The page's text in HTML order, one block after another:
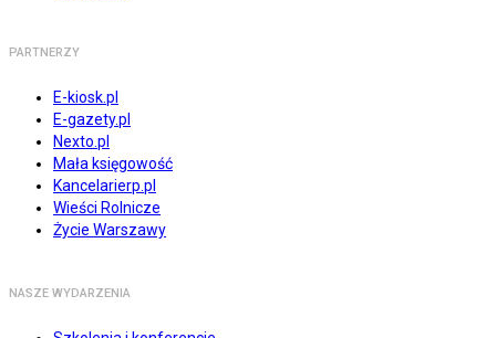
PARTNERZY
E-kiosk.pl
E-gazety.pl
Nexto.pl
Mała księgowość
Kancelarierp.pl
Wieści Rolnicze
Życie Warszawy
NASZE WYDARZENIA